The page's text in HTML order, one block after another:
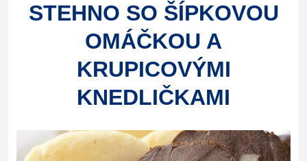
STEHNO SO ŠÍPKOVOU
OMÁČKOU A
KRUPICOVÝMI
KNEDLIČKAMI